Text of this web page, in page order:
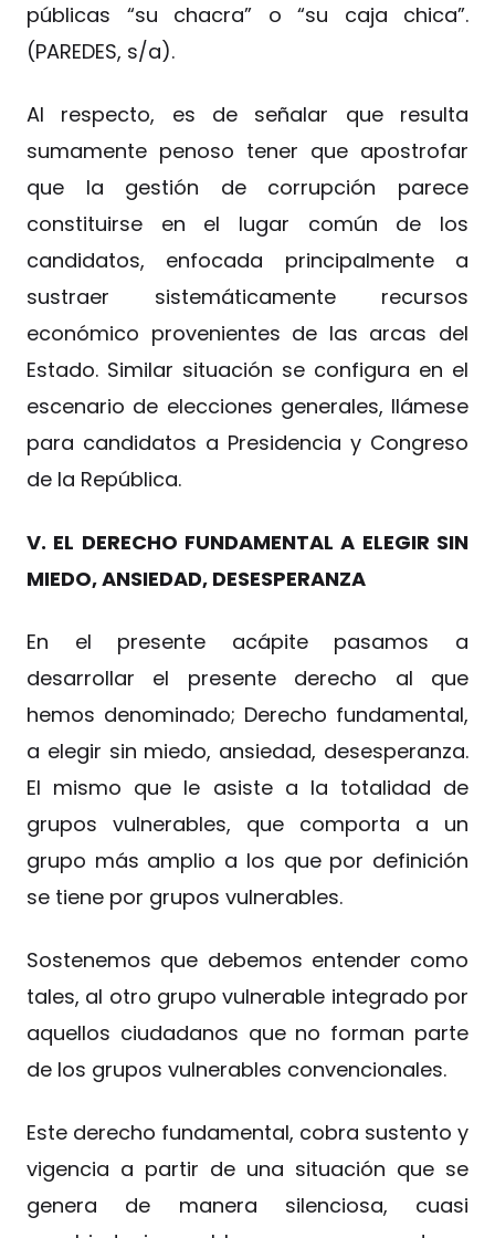
públicas “su chacra” o “su caja chica”.
(PAREDES, s/a).
Al respecto, es de señalar que resulta
sumamente penoso tener que apostrofar
que la gestión de corrupción parece
constituirse en el lugar común de los
candidatos, enfocada principalmente a
sustraer sistemáticamente recursos
económico provenientes de las arcas del
Estado. Similar situación se configura en el
escenario de elecciones generales, llámese
para candidatos a Presidencia y Congreso
de la República.
V. EL DERECHO FUNDAMENTAL A ELEGIR SIN
MIEDO, ANSIEDAD, DESESPERANZA
En el presente acápite pasamos a
desarrollar el presente derecho al que
hemos denominado; Derecho fundamental,
a elegir sin miedo, ansiedad, desesperanza.
El mismo que le asiste a la totalidad de
grupos vulnerables, que comporta a un
grupo más amplio a los que por definición
se tiene por grupos vulnerables.
Sostenemos que debemos entender como
tales, al otro grupo vulnerable integrado por
aquellos ciudadanos que no forman parte
de los grupos vulnerables convencionales.
Este derecho fundamental, cobra sustento y
vigencia a partir de una situación que se
genera de manera silenciosa, cuasi